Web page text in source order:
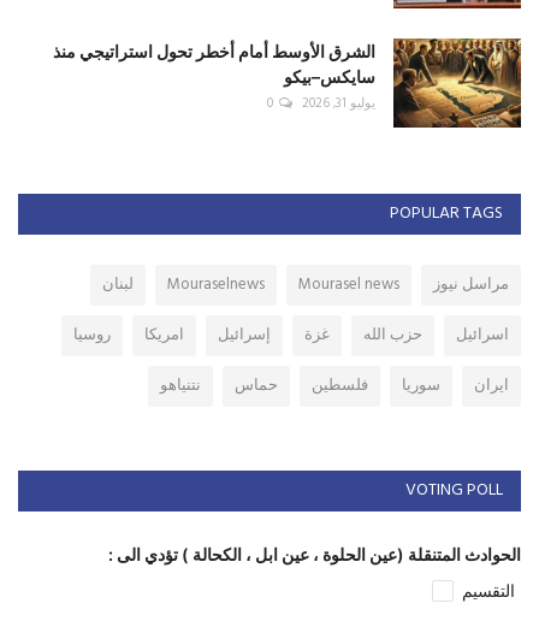
الشرق الأوسط أمام أخطر تحول استراتيجي منذ
سايكس–بيكو
يوليو 31, 2026 0
POPULAR TAGS
مراسل نيوز Mourasel news
Mouraselnews
لبنان
اسرائيل
حزب الله غزة إسرائيل امريكا
روسيا
ايران
سوريا فلسطين حماس نتنياهو
VOTING POLL
الحوادث المتنقلة (عين الحلوة ، عين ابل ، الكحالة ) تؤدي الى :
التقسيم